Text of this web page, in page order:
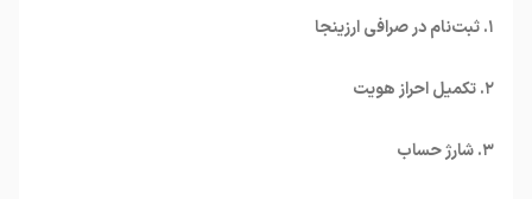
۱. ثبت‌نام در صرافی ارزینجا
۲. تکمیل احراز هویت
۳. شارژ حساب